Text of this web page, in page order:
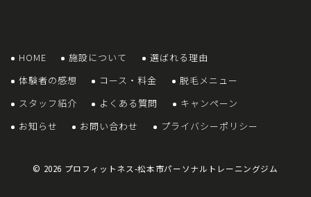
HOME 施設について
選ばれる理由
体験者の感想
コース・料金
脱毛メニュー
スタッフ紹介
よくある質問
キャンペーン
お知らせ
お問い合わせ プライバシーポリシー
© 2026 プロフィットネス-松本市パーソナルトレーニングジム